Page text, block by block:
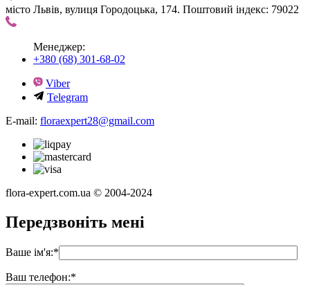
місто Львів, вулиця Городоцька, 174. Поштовий індекс: 79022
Менеджер:
+380 (68) 301-68-02
Viber
Telegram
E-mail: floraexpert28@gmail.com
flora-expert.com.ua © 2004-2024
Передзвоніть мені
Ваше ім'я:*
Ваш телефон:*